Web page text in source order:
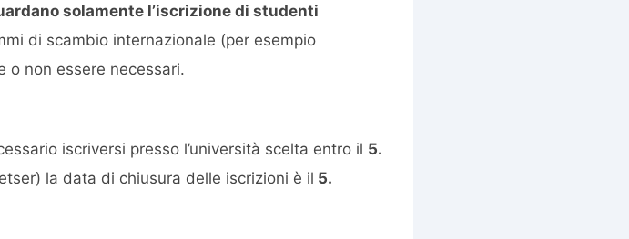
solamente l’iscrizione di studenti
di scambio internazionale (per esempio
o non essere necessari.
iscriversi presso l’università scelta entro il 5.
la data di chiusura delle iscrizioni è il 5.